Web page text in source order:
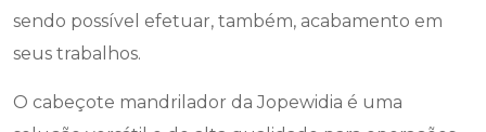
sendo possível efetuar, também, acabamento em
seus trabalhos.
O cabeçote mandrilador da Jopewidia é uma